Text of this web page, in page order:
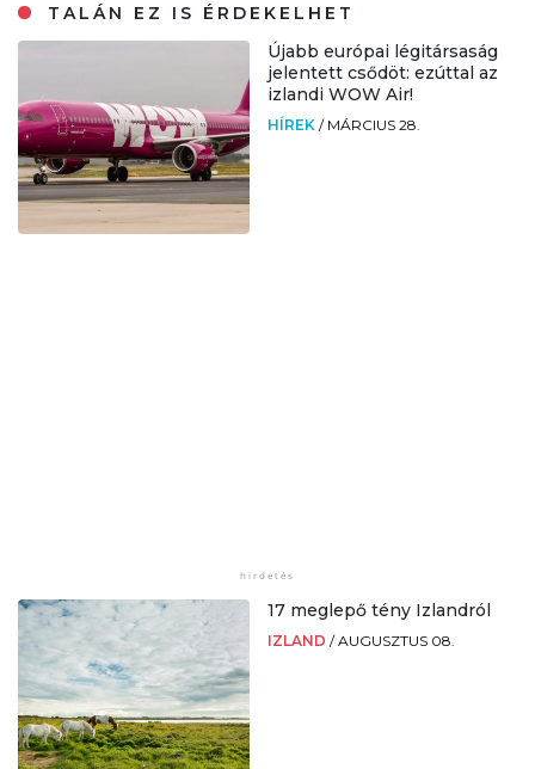
TALÁN EZ IS ÉRDEKELHET
Újabb európai légitársaság
jelentett csődöt: ezúttal az
izlandi WOW Air!
HÍREK / MÁRCIUS 28.
17 meglepő tény Izlandról
IZLAND /AUGUSZTUS 08.